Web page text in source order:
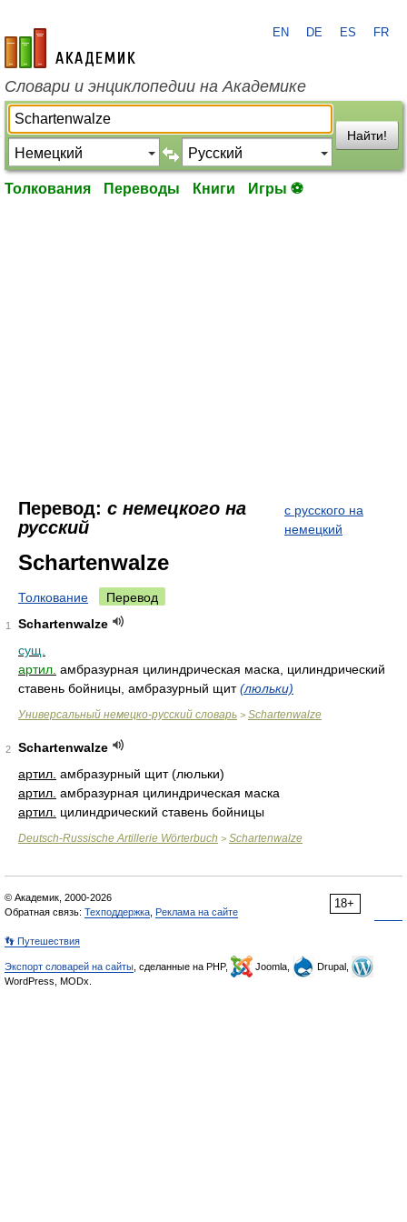
academic.ru
EN DE ES FR
Словари и энциклопедии на Академике
Найти!
Толкования Переводы Книги Игры ⚽
Перевод: с немецкого на
русский
с русского на
немецкий
Schartenwalze
Толкование Перевод
1
Schartenwalze
сущ.
артил. амбразурная цилиндрическая маска, цилиндрический
ставень бойницы, амбразурный щит(люльки)
Универсальный немецко-русский словарь > Schartenwalze
2
Schartenwalze
артил. амбразурный щит (люльки)
артил. амбразурная цилиндрическая маска
артил. цилиндрический ставень бойницы
Deutsch-Russische Artillerie Wörterbuch > Schartenwalze
18+
© Академик, 2000-2026
Обратная связь: Техподдержка Реклама на сайте
👣 Путешествия
Экспорт словарей на сайты , сделанные на PHP, Joomla,
Drupal,
WordPress, MODx.